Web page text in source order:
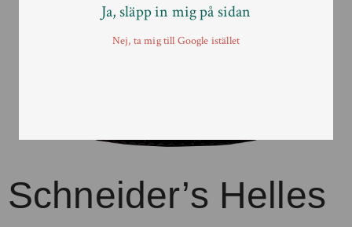
Schneider’s Helles
Ja, släpp in mig på sidan
Nej, ta mig till Google istället